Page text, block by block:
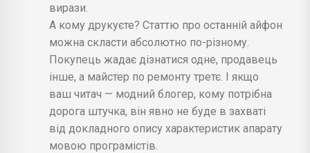
вирази.
А кому друкуєте? Статтю про останній айфон
можна скласти абсолютно по-різному.
Покупець жадає дізнатися одне, продавець
інше, а майстер по ремонту третє. І якщо
ваш читач — модний блогер, кому потрібна
дорога штучка, він явно не буде в захваті
від докладного опису характеристик апарату
мовою програмістів.